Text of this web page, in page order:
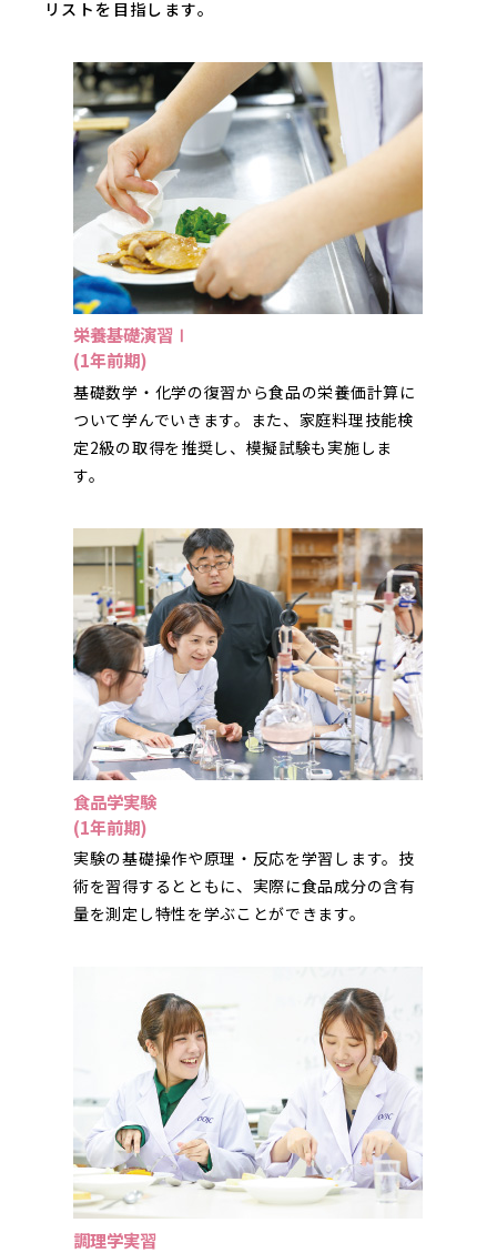
リストを目指します。
栄養基礎演習Ⅰ
(1年前期)
基礎数学・化学の復習から食品の栄養価計算に
ついて学んでいきます。また、家庭料理技能検
定2級の取得を推奨し、模擬試験も実施しま
す。
食品学実験
(1年前期)
実験の基礎操作や原理・反応を学習します。技
術を習得するとともに、実際に食品成分の含有
量を測定し特性を学ぶことができます。
調理学実習